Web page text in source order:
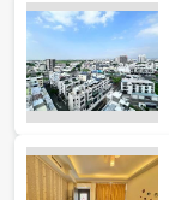
格局
不拘
5~10樓
21樓以上